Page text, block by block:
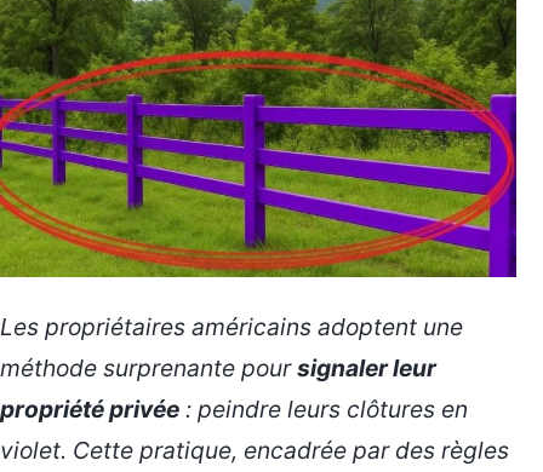
Les propriétaires américains adoptent une
méthode surprenante poursignaler leur
propriété privée : peindre leurs clôtures en
violet. Cette pratique, encadrée par des règles